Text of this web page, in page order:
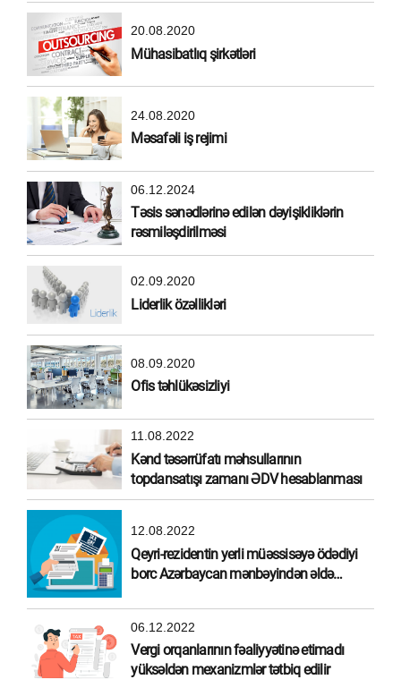
20.08.2020
Mühasibatlıq şirkətləri
24.08.2020
Məsafəli iş rejimi
06.12.2024
Təsis sənədlərinə edilən dəyişikliklərin
rəsmiləşdirilməsi
02.09.2020
Liderlik özəllikləri
08.09.2020
Ofis təhlükəsizliyi
11.08.2022
Kənd təsərrüfatı məhsullarının
topdansatışı zamanı ƏDV hesablanması
12.08.2022
Qeyri-rezidentin yerli müəssisəyə ödədiyi
borc Azərbaycan mənbəyindən əldə
06.12.2022
Vergi orqanlarının fəaliyyətinə etimadı
yüksəldən mexanizmlər tətbiq edilir